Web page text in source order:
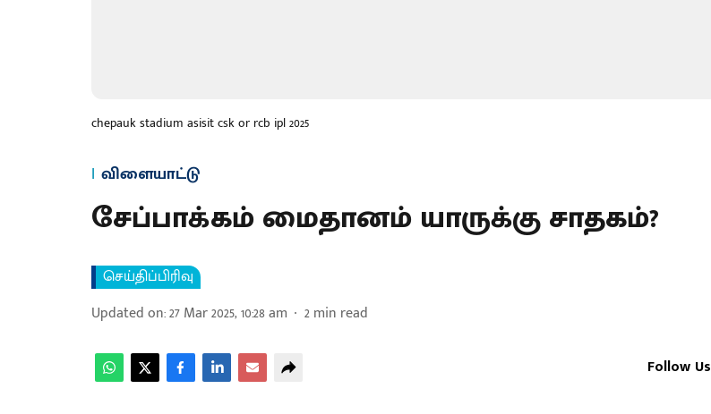
chepauk stadium asisit csk or rcb ipl 2025
விளையாட்டு
சேப்பாக்கம் மைதானம் யாருக்கு சாதகம்?
செய்திப்பிரிவு
Updated on:27 Mar 2025, 10:28 am 2min read
Follow Us